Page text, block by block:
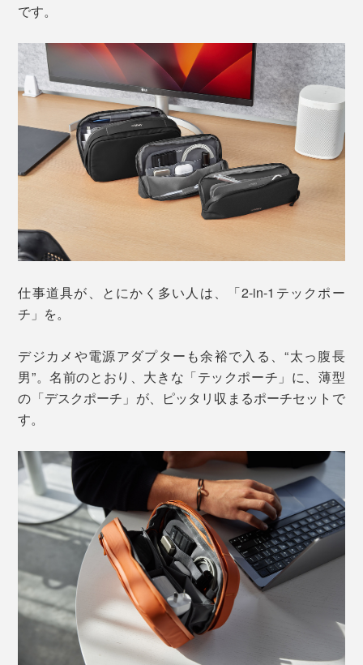
です。
仕事道具が、とにかく多い人は、「2-in-1テックポー
チ」を。
デジカメや電源アダプターも余裕で入る、“太っ腹長
男”。名前のとおり、大きな「テックポーチ」に、薄型
の「デスクポーチ」が、ピッタリ収まるポーチセットで
す。